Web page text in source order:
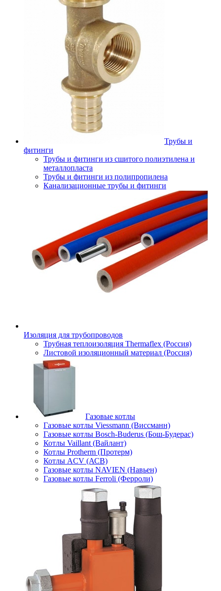
Трубы и
фитинги
Трубы и фитинги из сшитого полиэтилена и
металлопласта
Трубы и фитинги из полипропилена
Канализационные трубы и фитинги
Изоляция для трубопроводов
Трубная теплоизоляция Thermaflex (Россия)
Листовой изоляционный материал (Россия)
Газовые котлы
Газовые котлы Viessmann (Виссманн)
Газовые котлы Bosch-Buderus (Бош-Будерас)
Котлы Vaillant (Вайлант)
Котлы Protherm (Протерм)
Котлы ACV (АСВ)
Газовые котлы NAVIEN (Навьен)
Газовые котлы Ferroli (Ферроли)